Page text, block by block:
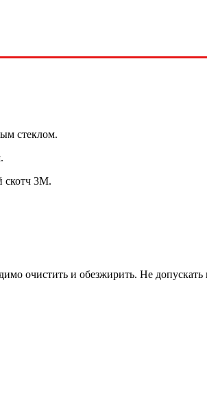
стеклом.
скотч 3М.
очистить и обезжирить. Не допускать